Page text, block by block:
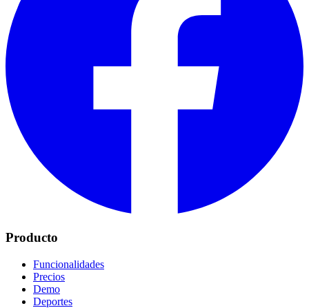
Producto
Funcionalidades
Precios
Demo
Deportes